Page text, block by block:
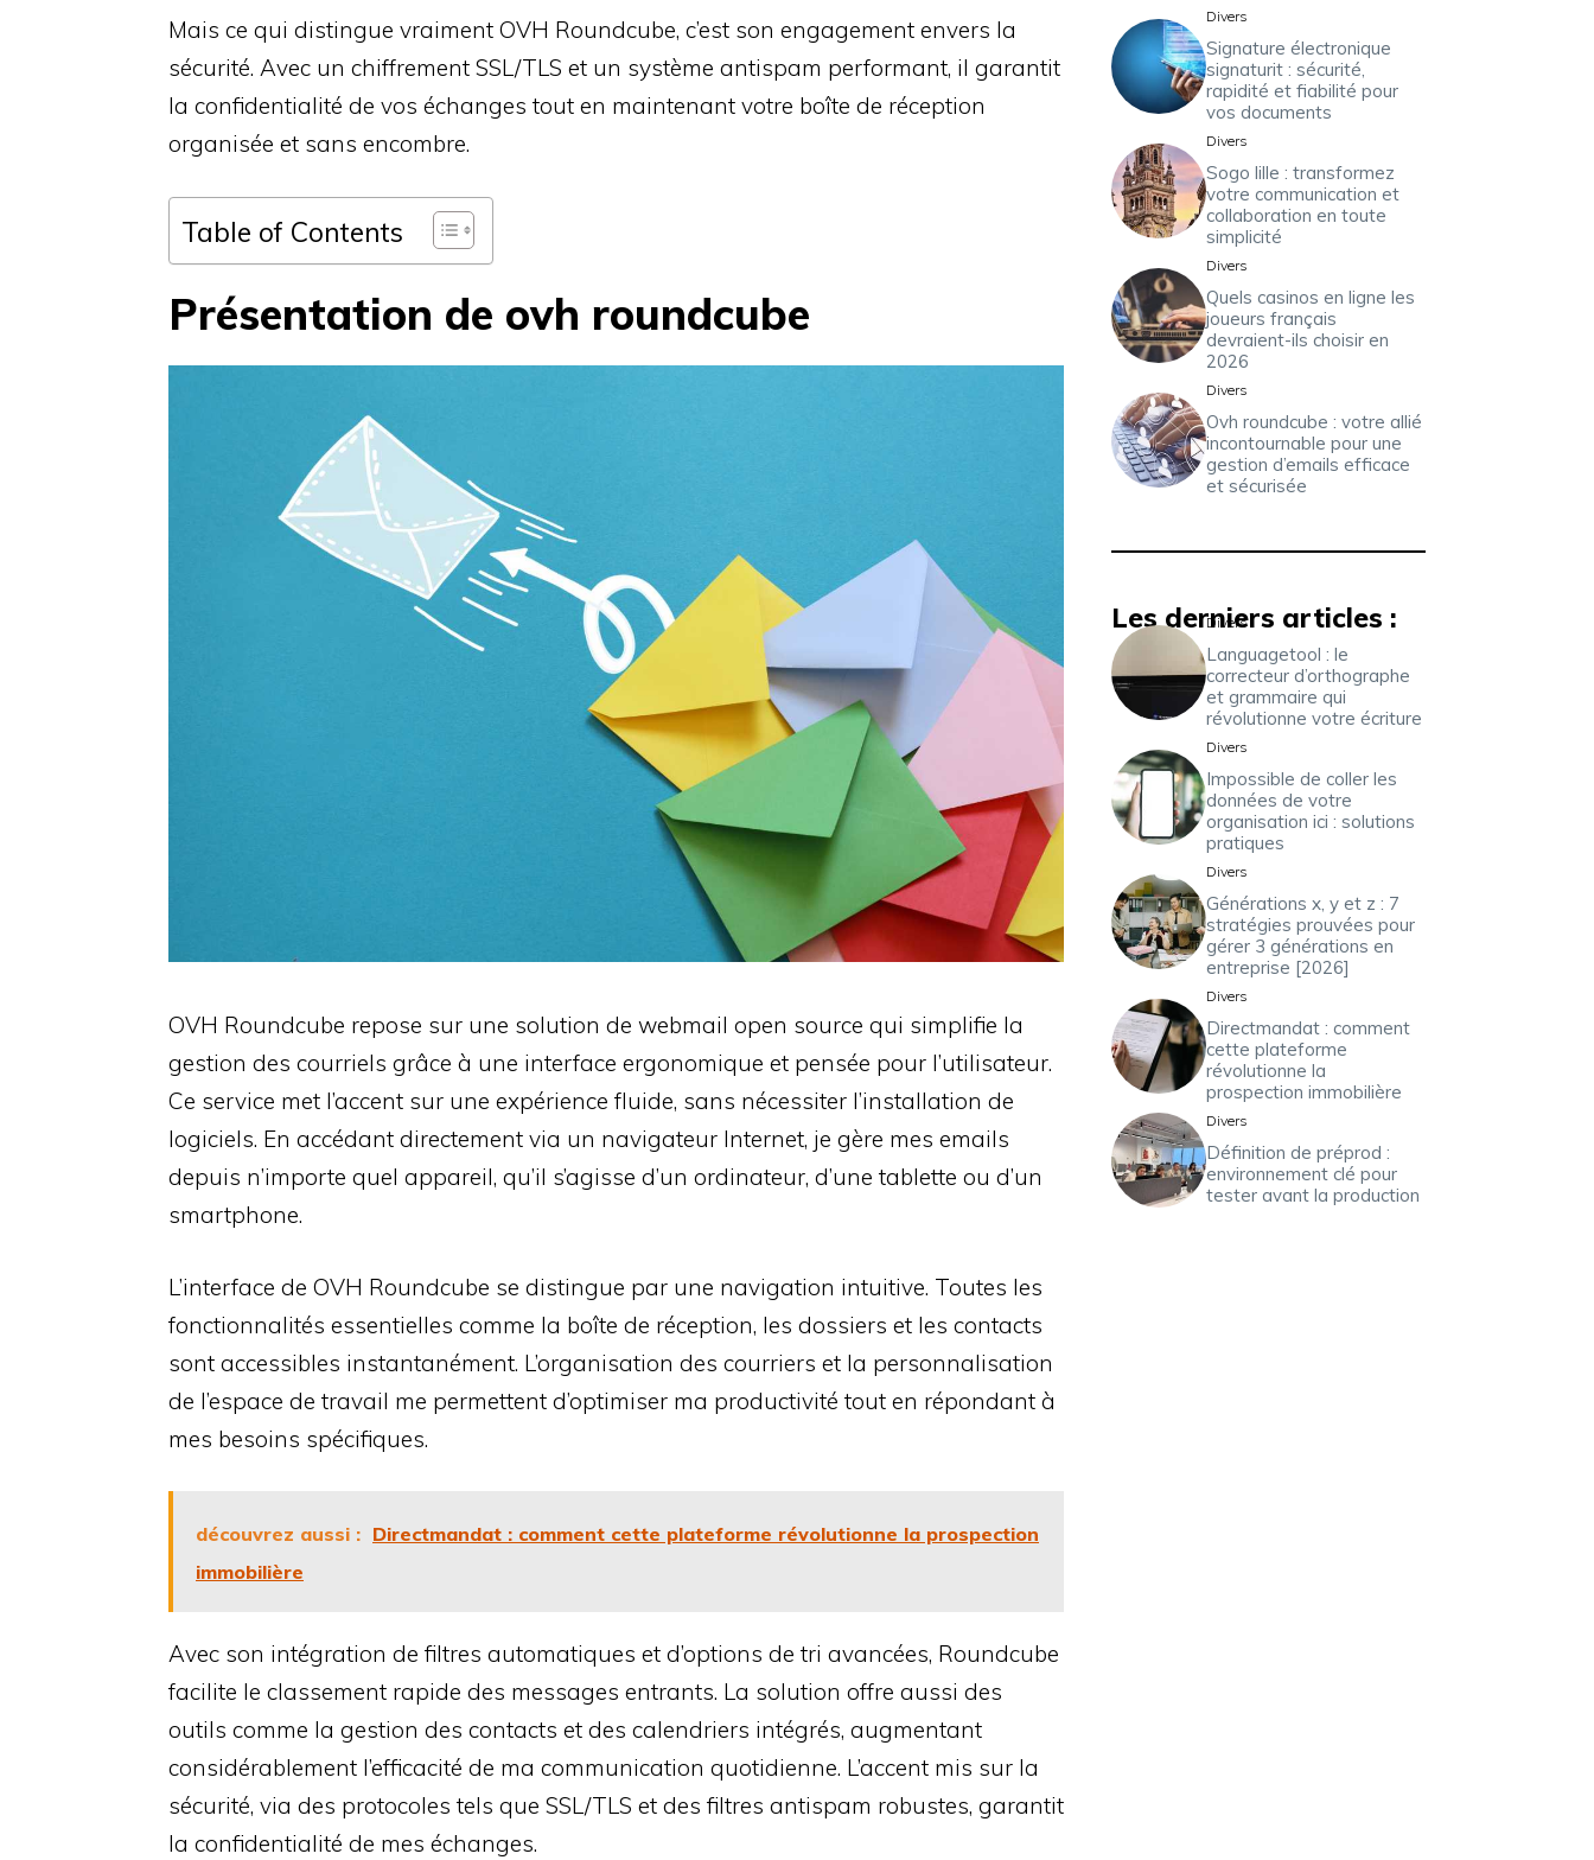
Mais ce qui distingue vraiment OVH Roundcube, c’est son engagement envers la
sécurité. Avec un chiffrement SSL/TLS et un système antispam performant, il garantit
la confidentialité de vos échanges tout en maintenant votre boîte de réception
organisée et sans encombre.
Table of Contents
Présentation de ovh roundcube
OVH Roundcube repose sur une solution de webmail open source qui simplifie la
gestion des courriels grâce à une interface ergonomique et pensée pour l’utilisateur.
Ce service met l’accent sur une expérience fluide, sans nécessiter l’installation de
logiciels. En accédant directement via un navigateur Internet, je gère mes emails
depuis n’importe quel appareil, qu’il s’agisse d’un ordinateur, d’une tablette ou d’un
smartphone.
L’interface de OVH Roundcube se distingue par une navigation intuitive. Toutes les
fonctionnalités essentielles comme la boîte de réception, les dossiers et les contacts
sont accessibles instantanément. L’organisation des courriers et la personnalisation
de l’espace de travail me permettent d’optimiser ma productivité tout en répondant à
mes besoins spécifiques.
découvrez aussi : Directmandat : comment cette plateforme révolutionne la prospection
immobilière
Avec son intégration de filtres automatiques et d’options de tri avancées, Roundcube
facilite le classement rapide des messages entrants. La solution offre aussi des
outils comme la gestion des contacts et des calendriers intégrés, augmentant
considérablement l’efficacité de ma communication quotidienne. L’accent mis sur la
sécurité, via des protocoles tels que SSL/TLS et des filtres antispam robustes, garantit
la confidentialité de mes échanges.
Divers
Signature électronique
signaturit : sécurité,
rapidité et fiabilité pour
vos documents
Divers
Sogo lille : transformez
votre communication et
collaboration en toute
simplicité
Divers
Quels casinos en ligne les
joueurs français
devraient-ils choisir en
2026
Divers
Ovh roundcube : votre allié
incontournable pour une
gestion d’emails efficace
et sécurisée
Les derniers articles :
Divers
Languagetool : le
correcteur d’orthographe
et grammaire qui
révolutionne votre écriture
Divers
Impossible de coller les
données de votre
organisation ici : solutions
pratiques
Divers
Générations x, y et z : 7
stratégies prouvées pour
gérer 3 générations en
entreprise [2026]
Divers
Directmandat : comment
cette plateforme
révolutionne la
prospection immobilière
Divers
Définition de préprod :
environnement clé pour
tester avant la production